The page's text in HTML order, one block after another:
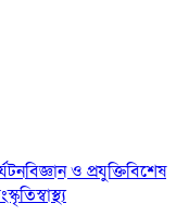
বিজ্ঞান ও প্রযুক্তিবিশেষ
স্বাস্থ্য